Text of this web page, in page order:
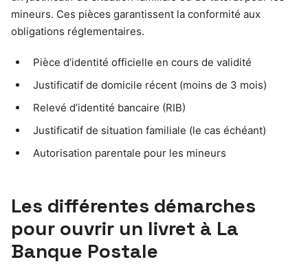
mineurs. Ces pièces garantissent la conformité aux
obligations réglementaires.
Pièce d’identité officielle en cours de validité
Justificatif de domicile récent (moins de 3 mois)
Relevé d’identité bancaire (RIB)
Justificatif de situation familiale (le cas échéant)
Autorisation parentale pour les mineurs
Les différentes démarches
pour ouvrir un livret à La
Banque Postale